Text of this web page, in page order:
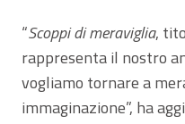
“Scoppi di meraviglia,
rappresenta il nostro
vogliamo tornare a
immaginazione”, ha